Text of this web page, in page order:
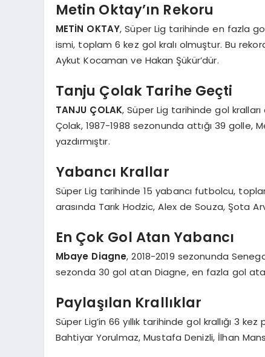
Metin Oktay’ın Rekoru
METİN OKTAY, Süper Lig tarihinde en fazla
ismi, toplam 6 kez gol kralı olmuştur. Bu
Aykut Kocaman ve Hakan Şükür’dür.
Tanju Çolak Tarihe Geçti
TANJU ÇOLAK, Süper Lig tarihinde gol
Çolak, 1987-1988 sezonunda attığı 39 golle,
yazdırmıştır.
Yabancı Krallar
Süper Lig tarihinde 15 yabancı futbolcu,
arasında Tarık Hodzic, Alex de Souza, Şota
En Çok Gol Atan Yabancı
Mbaye Diagne, 2018-2019 sezonunda
sezonda 30 gol atan Diagne, en fazla gol
Paylaşılan Krallıklar
Süper Lig’in 66 yıllık tarihinde gol krallığı 3
Bahtiyar Yorulmaz, Mustafa Denizli, İlhan